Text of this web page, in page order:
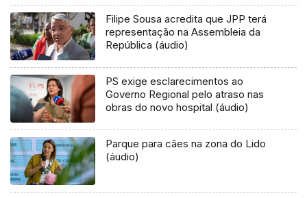
Filipe Sousa acredita que JPP terá
representação na Assembleia da
República (áudio)
PS exige esclarecimentos ao
Governo Regional pelo atraso nas
obras do novo hospital (áudio)
Parque para cães na zona do Lido
(áudio)